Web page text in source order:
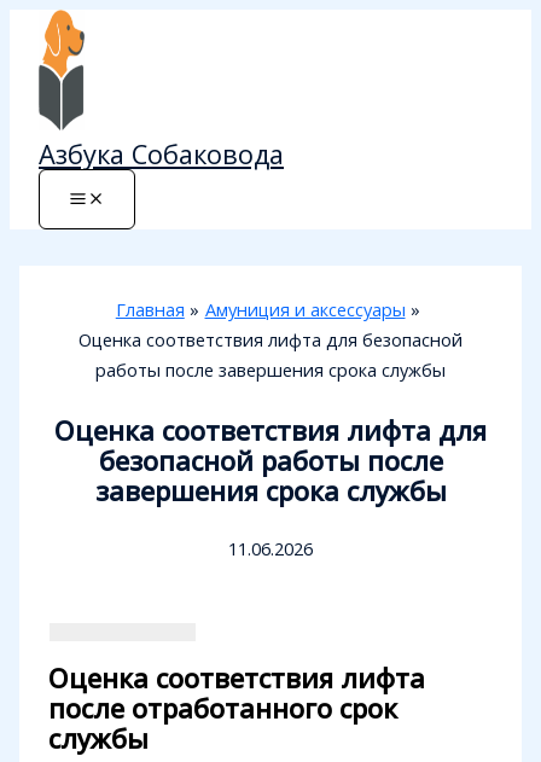
Перейти
содержимому
Азбука Собаковода
Главная
Амуниция и аксессуары
Оценка соответствия лифта для безопасной
работы после завершения срока службы
Оценка соответствия лифта для
безопасной работы после
завершения срока службы
11.06.2026
Оценка соответствия лифта
после отработанного срок
службы